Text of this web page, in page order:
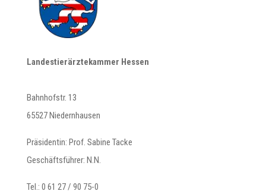
Landestierärztekammer Hessen
Bahnhofstr. 13
65527 Niedernhausen
Präsidentin: Prof. Sabine Tacke
Geschäftsführer: N.N.
Tel.: 0 61 27 / 90 75-0